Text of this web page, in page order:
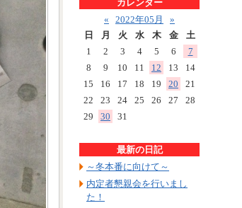
カレンダー
«
2022年05月
»
日
月 火 水 木 金
土
1
2 3 4 5 6
7
8
9 10 11 12 13
14
15
16 17 18 19 20
21
22
23 24 25 26 27
28
29
30 31
最新の日記
～冬本番に向けて～
内定者懇親会を行いまし
た！